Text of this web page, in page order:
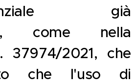
già
come nella
37974/2021, che
che l'uso di